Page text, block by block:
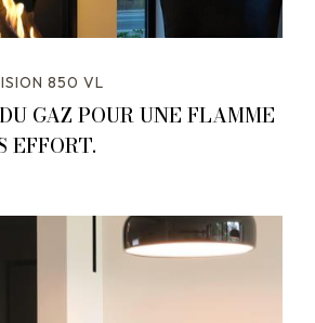
850 VL
GAZ POUR UNE FLAMME
EFFORT.